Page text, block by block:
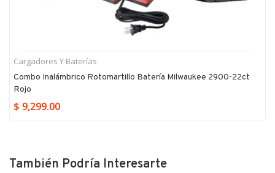
Cargadores Y Baterías
Combo Inalámbrico Rotomartillo Batería Milwaukee 2900-22ct
Rojo
$ 9,299.00
También Podría Interesarte